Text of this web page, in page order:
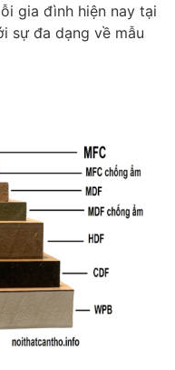
gia đình hiện nay tại
sự đa dạng về mẫu